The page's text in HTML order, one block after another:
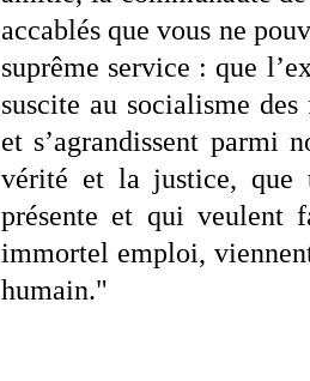
accablés que vous ne
suprême service : que
suscite au socialisme
et s’agrandissent parmi
vérité et la justice, que
présente et qui
immortel emploi,
humain."